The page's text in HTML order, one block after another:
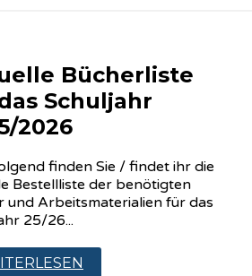
Bücherliste
Schuljahr
2026
finden Sie / findet ihr die
Bestellliste der benötigten
und Arbeitsmaterialien für das
25/26...